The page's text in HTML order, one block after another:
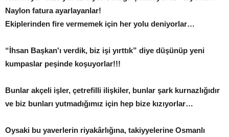
Naylon fatura ayarlayanlar!
Ekiplerinden fire vermemek için her yolu deniyorlar…
“İhsan Başkan'ı verdik, biz işi yırttık” diye düşünüp yeni
kumpaslar peşinde koşuyorlar!!!
Bunlar akçeli işler, çetrefilli ilişkiler, bunlar şark kurnazlığıdır
ve biz bunları yutmadığımız için hep bize kızıyorlar…
Oysaki bu yaverlerin riyakârlığına, takiyyelerine Osmanlı